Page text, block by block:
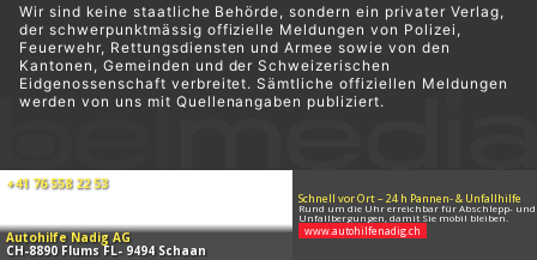
Wir sind keine staatliche Behörde, sondern ein privater Verlag,
der schwerpunktmässig offizielle Meldungen von Polizei,
Feuerwehr, Rettungsdiensten und Armee sowie von den
Kantonen, Gemeinden und der Schweizerischen
Eidgenossenschaft verbreitet. Sämtliche offiziellen Meldungen
werden von uns mit Quellenangaben publiziert.